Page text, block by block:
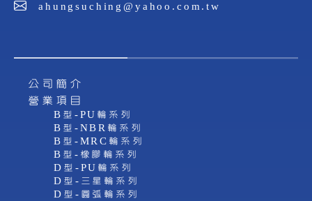
ahungsuching@yahoo.com.tw
公司簡介
營業項目
B型-PU輪系列
B型-NBR輪系列
B型-MRC輪系列
B型-橡膠輪系列
D型-PU輪系列
D型-三星輪系列
D型-圓弧輪系列